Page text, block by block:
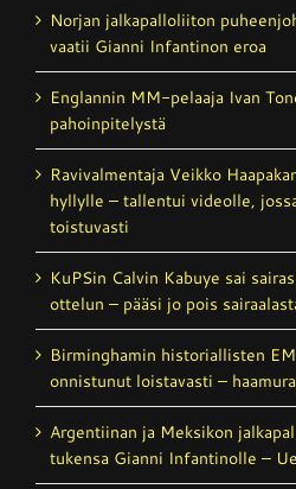
Norjan jalkapalloliiton
vaatii Gianni Infantinon eroa
Englannin MM-pelaaja Ivan
pahoinpitelystä
Ravivalmentaja Veikko
hyllylle – tallentui videolle,
toistuvasti
KuPSin Calvin Kabuye sai
ottelun – pääsi jo pois
Birminghamin historiallisten
onnistunut loistavasti –
Argentiinan ja Meksikon
tukensa Gianni Infantinolle –